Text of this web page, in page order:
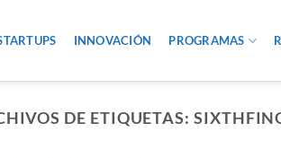
INNOVACIÓN PROGRAMAS
DE ETIQUETAS: